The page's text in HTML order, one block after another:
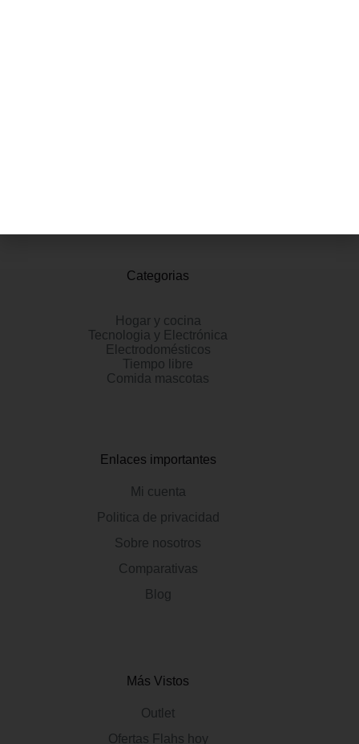
Categorias
Hogar y cocina
Tecnologia y Electrónica
Electrodomésticos
Tiempo libre
Comida mascotas
Enlaces importantes
Mi cuenta
Politica de privacidad
Sobre nosotros
Comparativas
Blog
Más Vistos
Outlet
Ofertas Flahs hoy